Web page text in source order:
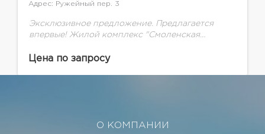
Адрес: Ружейный пер. 3
Эксклюзивное предложение. Предлагается
впервые! Жилой комплекс "Смоленская
паркинг, охрана, гостевая парковка, пропускная
Цена по запросу
О КОМПАНИИ